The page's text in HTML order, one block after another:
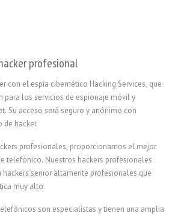
profesional
con el espía cibernético Hacking Services, que
para los servicios de espionaje móvil y
Su acceso será seguro y anónimo con
de hacker.
profesionales, proporcionamos el mejor
telefónico. Nuestros hackers profesionales
hackers senior altamente profesionales que
muy alto.
son especialistas y tienen una amplia